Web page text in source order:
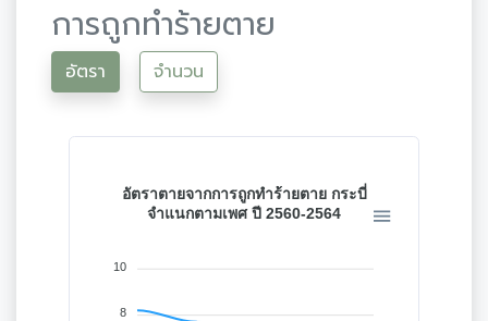
การถูกทำร้ายตาย
อัตรา จำนวน